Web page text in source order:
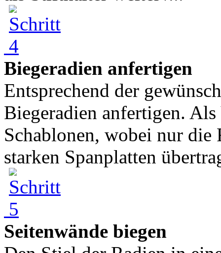
Biegeradien anfertigen
Entsprechend der
Biegeradien anfertigen.
Schablonen, wobei nur
starken Spanplatten
Seitenwände biegen